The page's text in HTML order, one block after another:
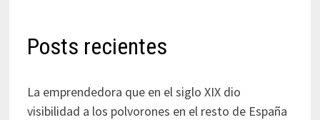
Posts recientes
La emprendedora que en el siglo XIX dio
visibilidad a los polvorones en el resto de España